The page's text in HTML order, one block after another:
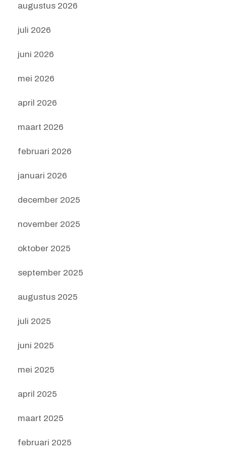
augustus 2026
juli 2026
juni 2026
mei 2026
april 2026
maart 2026
februari 2026
januari 2026
december 2025
november 2025
oktober 2025
september 2025
augustus 2025
juli 2025
juni 2025
mei 2025
april 2025
maart 2025
februari 2025